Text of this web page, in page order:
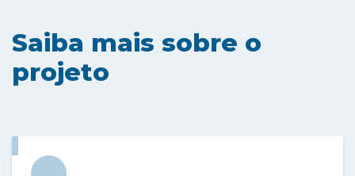
Saiba mais sobre o
projeto